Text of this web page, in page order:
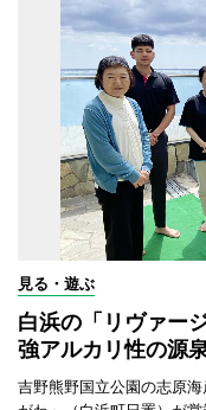
見る・遊ぶ
白浜の「リヴァー
強アルカリ性の源
吉野熊野国立公園の志原